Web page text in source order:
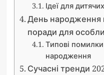
Ідеї для
День народження
поради для
Типові помилки
народження
Сучасні тренди